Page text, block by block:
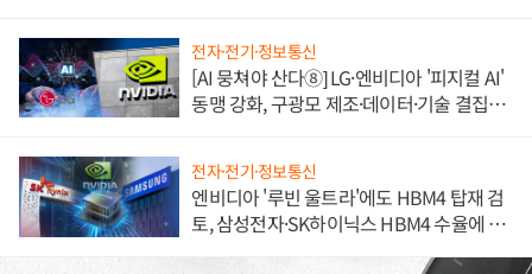
전자·전기·정보통신
[AI 뭉쳐야 산다⑧] LG·엔비디아 '피지컬 AI'
동맹 강화, 구광모 제조·데이터·기술 결집
전자·전기·정보통신
엔비디아 '루빈 울트라'에도 HBM4 탑재 검
토, 삼성전자·SK하이닉스 HBM4 수율에 주